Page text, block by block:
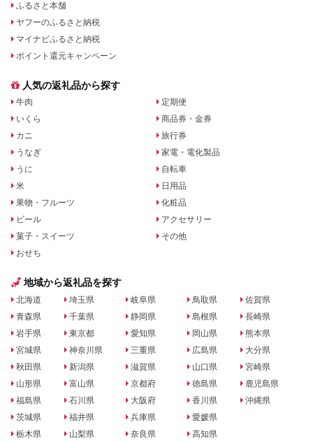
ふるさと本舗
ヤフーのふるさと納税
マイナビふるさと納税
ポイント還元キャンペーン
人気の返礼品から探す
牛肉
いくら
カニ
うなぎ
うに
米
果物・フルーツ
ビール
菓子・スイーツ
おせち
定期便
商品券・金券
旅行券
家電・電化製品
自転車
日用品
化粧品
アクセサリー
その他
地域から返礼品を探す
北海道
青森県
岩手県
宮城県
秋田県
山形県
福島県
茨城県
栃木県
埼玉県
千葉県
東京都
神奈川県
新潟県
富山県
石川県
福井県
山梨県
岐阜県
静岡県
愛知県
三重県
滋賀県
京都府
大阪府
兵庫県
奈良県
鳥取県
島根県
岡山県
広島県
山口県
徳島県
香川県
愛媛県
高知県
佐賀県
長崎県
熊本県
大分県
宮崎県
鹿児島県
沖縄県